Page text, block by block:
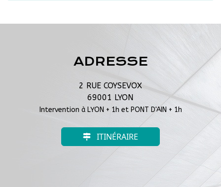
ADRESSE
2 RUE COYSEVOX
69001 LYON
Intervention à LYON + 1h et PONT D'AIN + 1h
ITINÉRAIRE